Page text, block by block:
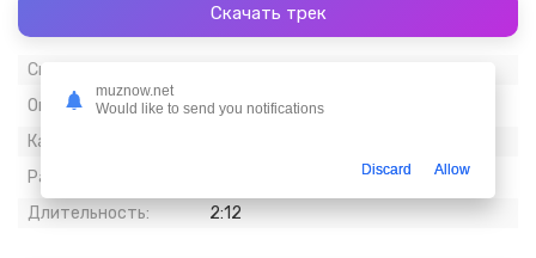
Скачать трек
Скачиваний:
Опубликовано:
02 май 2023
Качество:
Размер:
Длительность:
2:12
muznow.net
Would like to send you notifications
Discard Allow